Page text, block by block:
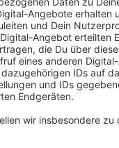
Anmeldungen sind
unter folgendemLink.
Termin: Samstag, 1.
Holthausen, In der